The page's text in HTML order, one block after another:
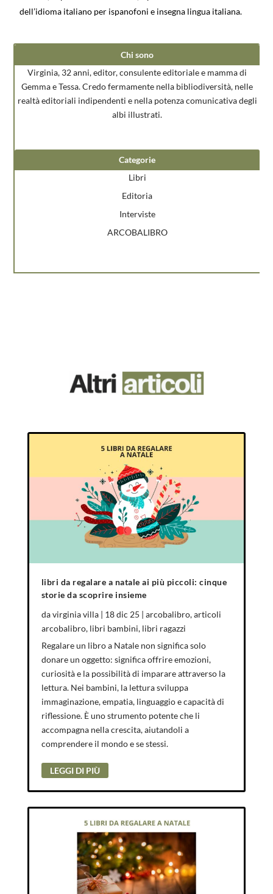
dell’idioma italiano per ispanofoni e insegna lingua italiana.
Chi sono
Virginia, 32 anni, editor, consulente editoriale e mamma di
Gemma e Tessa. Credo fermamente nella bibliodiversità, nelle
realtà editoriali indipendenti e nella potenza comunicativa degli
albi illustrati.
Categorie
Libri
Editoria
Interviste
ARCOBALIBRO
libri da regalare a natale ai più piccoli: cinque
storie da scoprire insieme
davirginia villa| 18 dic 25 | arcobalibro,articoli
arcobalibro, libri bambini, libri ragazzi
Regalare un libro a Natale non significa solo
donare un oggetto: significa offrire emozioni,
curiosità e la possibilità di imparare attraverso la
lettura. Nei bambini, la lettura sviluppa
immaginazione, empatia, linguaggio e capacità di
riflessione. È uno strumento potente che li
accompagna nella crescita, aiutandoli a
comprendere il mondo e se stessi.
LEGGI DI PIÙ